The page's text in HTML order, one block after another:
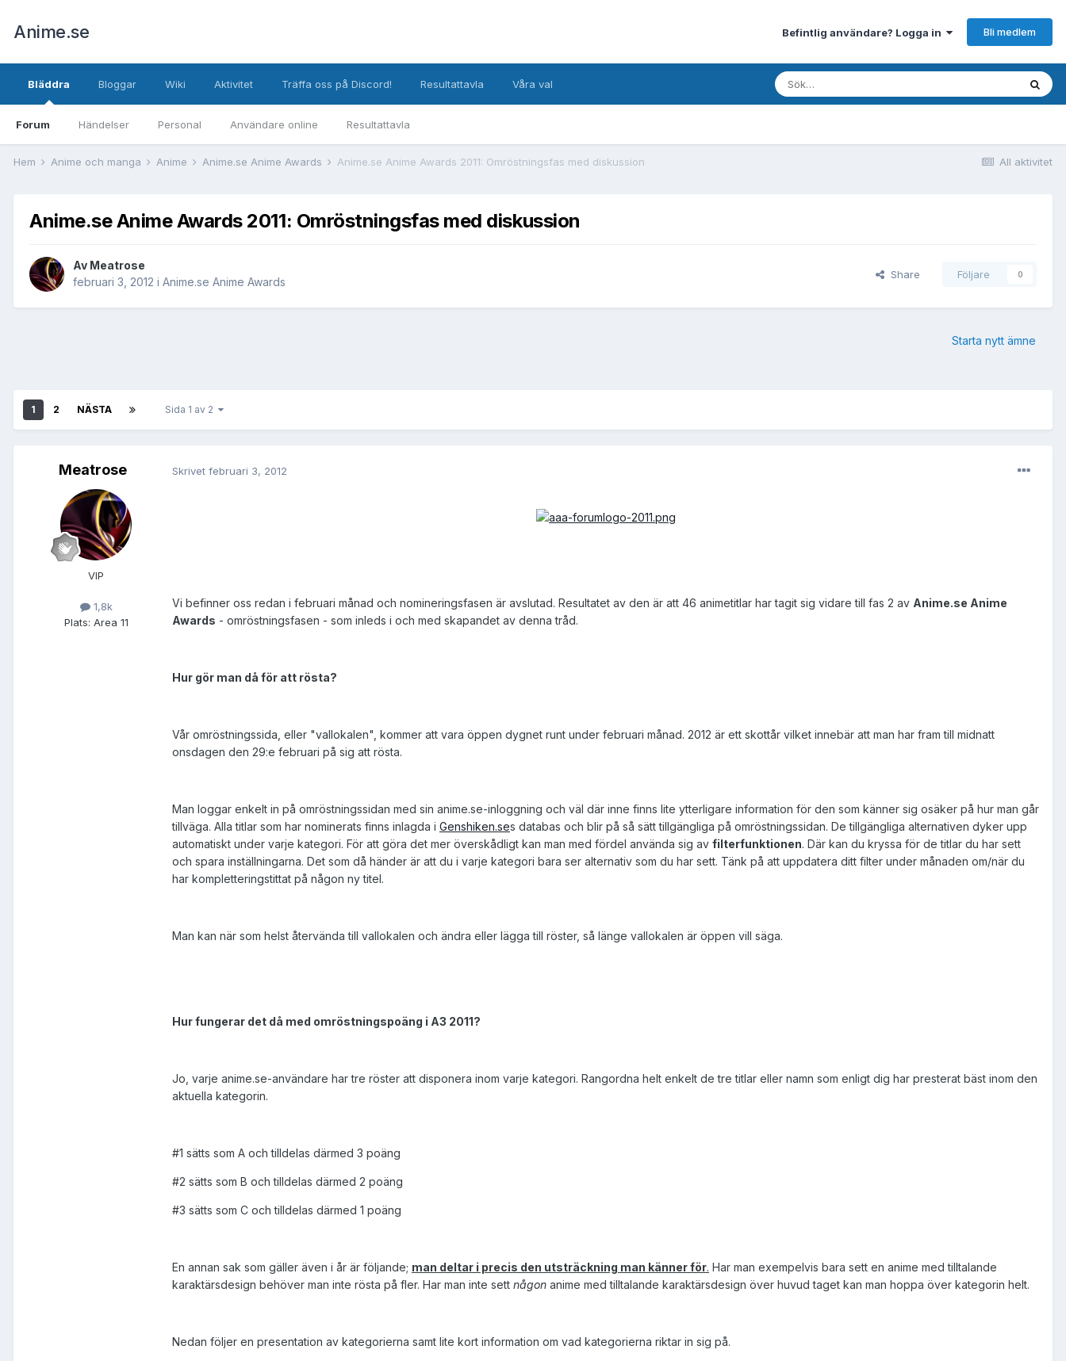
Anime.se Befintlig användare? Logga in Bli medlem
Bläddra
Forum Händelser Personal Användare online Resultattavla
Bloggar Wiki Aktivitet Träffa oss på Discord! Resultattavla Våra val
All aktivitet
Hem Anime och manga Anime Anime.se Anime Awards Anime.se Anime Awards 2011: Omröstningsfas med diskussion
Anime.se Anime Awards 2011: Omröstningsfas med diskussion
Av Meatrose
februari 3, 2012 i Anime.se Anime Awards
Share Följare 0
Starta nytt ämne
1 2 NÄSTA Sida 1 av 2
Meatrose
VIP
1,8k
Plats: Area 11
Skrivet februari 3, 2012
Vi befinner oss redan i februari månad och nomineringsfasen är avslutad. Resultatet av den är att 46 animetitlar har tagit sig vidare till fas 2 av Anime.se Anime
Awards - omröstningsfasen - som inleds i och med skapandet av denna tråd.
Hur gör man då för att rösta?
Vår omröstningssida, eller "vallokalen", kommer att vara öppen dygnet runt under februari månad. 2012 är ett skottår vilket innebär att man har fram till midnatt
onsdagen den 29:e februari på sig att rösta.
Man loggar enkelt in på omröstningssidan med sin anime.se-inloggning och väl där inne finns lite ytterligare information för den som känner sig osäker på hur man går
tillväga. Alla titlar som har nominerats finns inlagda i Genshiken.ses databas och blir på så sätt tillgängliga på omröstningssidan. De tillgängliga alternativen dyker upp
automatiskt under varje kategori. För att göra det mer överskådligt kan man med fördel använda sig av filterfunktionen. Där kan du kryssa för de titlar du har sett
och spara inställningarna. Det som då händer är att du i varje kategori bara ser alternativ som du har sett. Tänk på att uppdatera ditt filter under månaden om/när du
har kompletteringstittat på någon ny titel.
Man kan när som helst återvända till vallokalen och ändra eller lägga till röster, så länge vallokalen är öppen vill säga.
Hur fungerar det då med omröstningspoäng i A3 2011?
Jo, varje anime.se-användare har tre röster att disponera inom varje kategori. Rangordna helt enkelt de tre titlar eller namn som enligt dig har presterat bäst inom den
aktuella kategorin.
#1 sätts som A och tilldelas därmed 3 poäng
#2 sätts som B och tilldelas därmed 2 poäng
#3 sätts som C och tilldelas därmed 1 poäng
En annan sak som gäller även i år är följande; man deltar i precis den utsträckning man känner för. Har man exempelvis bara sett en anime med tilltalande
karaktärsdesign behöver man inte rösta på fler. Har man inte sett någon anime med tilltalande karaktärsdesign över huvud taget kan man hoppa över kategorin helt.
Nedan följer en presentation av kategorierna samt lite kort information om vad kategorierna riktar in sig på.